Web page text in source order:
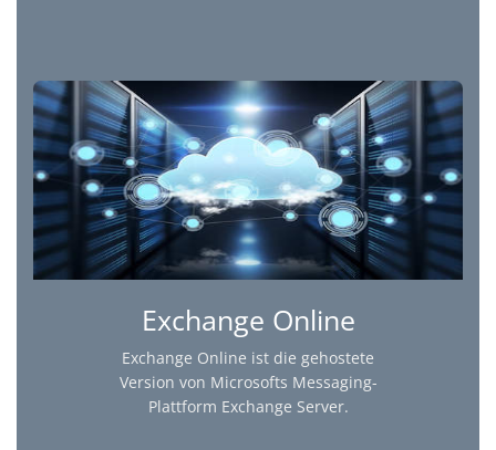
Exchange Online
Exchange Online ist die gehostete
Version von Microsofts Messaging-
Plattform Exchange Server.